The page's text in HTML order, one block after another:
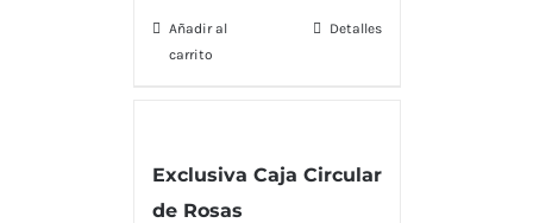
Añadir al
carrito
Detalles
Exclusiva Caja Circular
de Rosas